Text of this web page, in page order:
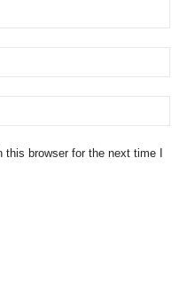
browser for the next time I